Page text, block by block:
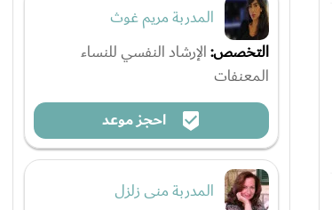
المدربة مريم غوث
التخصص:الإرشاد النفسي للنساء
المعنفات
احجز موعد
المدربة منى زلزل